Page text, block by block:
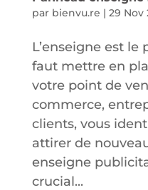
par bienvu.re | 29 Nov
L’enseigne est
faut mettre en
votre point de
commerce,
clients, vous
attirer de
enseigne
crucial...